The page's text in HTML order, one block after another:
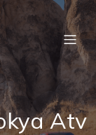
Atv